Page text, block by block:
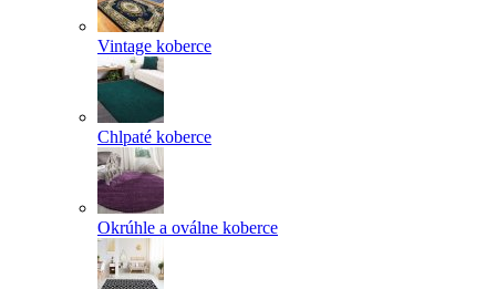
Vintage koberce
Chlpaté koberce
Okrúhle a oválne koberce